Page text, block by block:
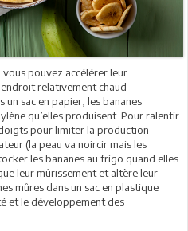
pouvez accélérer leur
relativement chaud
un sac en papier, les bananes
qu’elles produisent. Pour ralentir
pour limiter la production
(la peau va noircir mais les
les bananes au frigo quand elles
leur mûrissement et altère leur
mûres dans un sac en plastique
et le développement des